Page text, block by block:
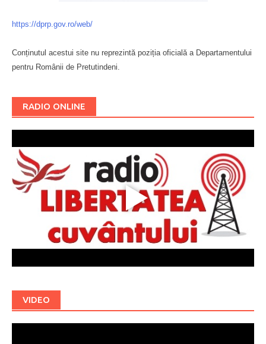
https://dprp.gov.ro/web/
Conținutul acestui site nu reprezintă poziția oficială a Departamentului
pentru Românii de Pretutindeni.
RADIO ONLINE
VIDEO